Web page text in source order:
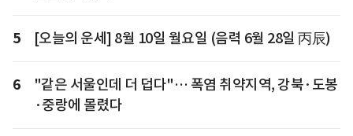
5 [오늘의 운세] 8월 10일 월요일 (음력 6월 28일 丙辰)
6
"같은 서울인데 더 덥다"… 폭염 취약지역, 강북·도봉
·중랑에 몰렸다